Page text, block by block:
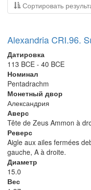
Сортировать
Alexandria CRI.96.
Датировка
113 BCE - 40 BCE
Номинал
Pentadrachm
Монетный двор
Александрия
Аверс
Tête de Zeus Ammon à
Реверс
Aigle aux ailes fermées
gauche, A à droite.
Диаметр
15.0
Вес